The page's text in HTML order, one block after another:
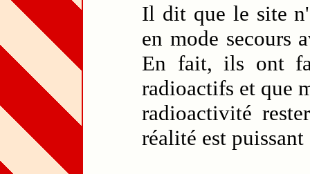
Il dit que le site
en mode secours
En fait, ils ont
radioactifs et que
radioactivité
réalité est